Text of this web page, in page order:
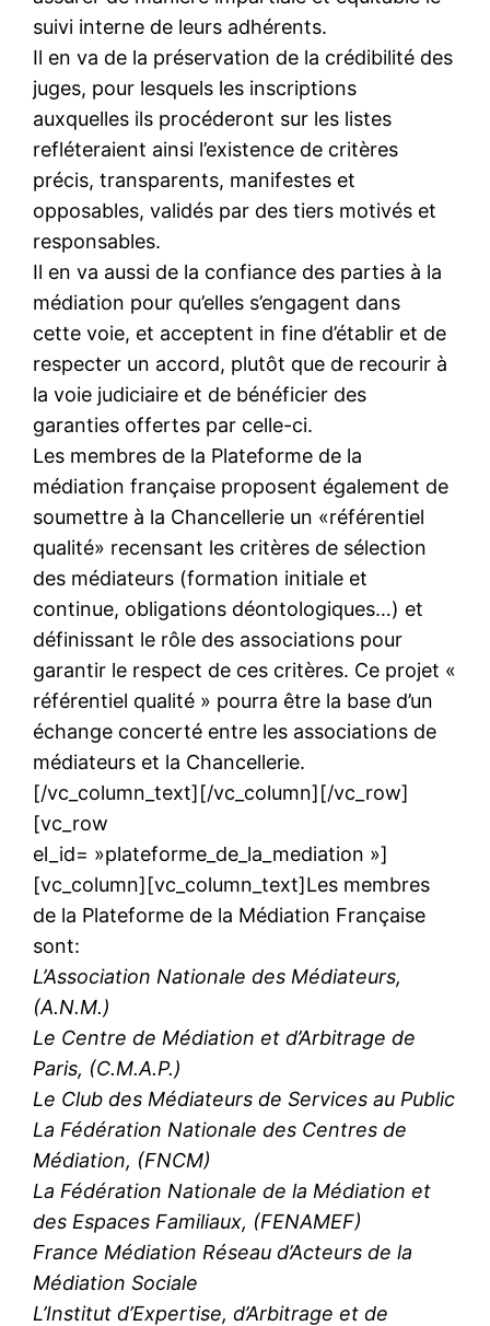
suivi interne de leurs adhérents.
Il en va de la préservation de la crédibilité des
juges, pour lesquels les inscriptions
auxquelles ils procéderont sur les listes
refléteraient ainsi l’existence de critères
précis, transparents, manifestes et
opposables, validés par des tiers motivés et
responsables.
Il en va aussi de la confiance des parties à la
médiation pour qu’elles s’engagent dans
cette voie, et acceptent in fine d’établir et de
respecter un accord, plutôt que de recourir à
la voie judiciaire et de bénéficier des
garanties offertes par celle-ci.
Les membres de la Plateforme de la
médiation française proposent également de
soumettre à la Chancellerie un «référentiel
qualité» recensant les critères de sélection
des médiateurs (formation initiale et
continue, obligations déontologiques…) et
définissant le rôle des associations pour
garantir le respect de ces critères. Ce projet «
référentiel qualité » pourra être la base d’un
échange concerté entre les associations de
médiateurs et la Chancellerie.
[/vc_column_text][/vc_column][/vc_row]
[vc_row
el_id= »plateforme_de_la_mediation »]
[vc_column][vc_column_text]Les membres
de la Plateforme de la Médiation Française
sont:
L’Association Nationale des Médiateurs,
(A.N.M.)
Le Centre de Médiation et d’Arbitrage de
Paris, (C.M.A.P.)
Le Club des Médiateurs de Services au Public
La Fédération Nationale des Centres de
Médiation, (FNCM)
La Fédération Nationale de la Médiation et
des Espaces Familiaux, (FENAMEF)
France Médiation Réseau d’Acteurs de la
Médiation Sociale
L’Institut d’Expertise, d’Arbitrage et de